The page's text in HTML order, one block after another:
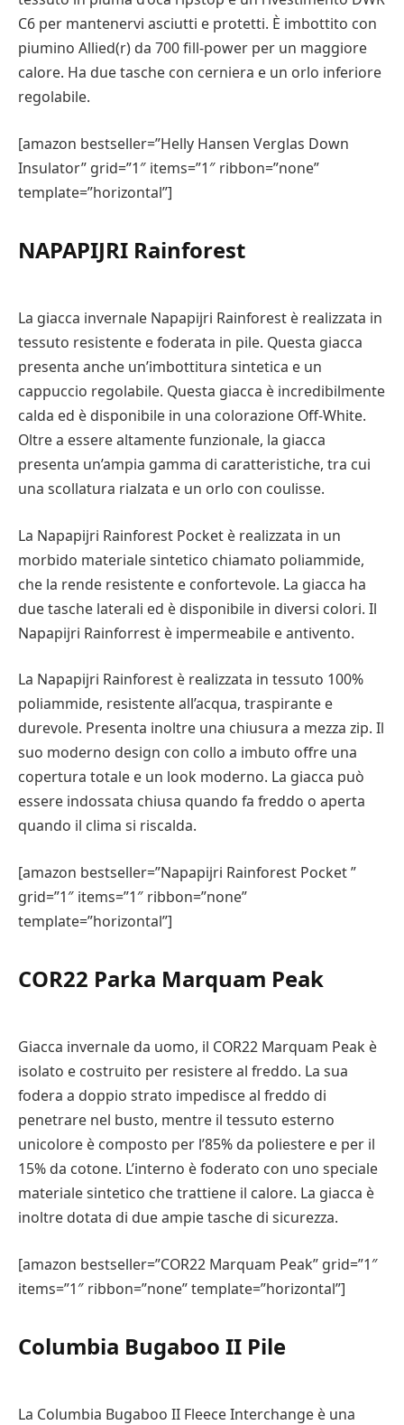
C6 per mantenervi asciutti e protetti. È imbottito con
piumino Allied(r) da 700 fill-power per un maggiore
calore. Ha due tasche con cerniera e un orlo inferiore
regolabile.
[amazon bestseller=”Helly Hansen Verglas Down
Insulator” grid=”1″ items=”1″ ribbon=”none”
template=”horizontal”]
NAPAPIJRI Rainforest
La giacca invernale Napapijri Rainforest è realizzata in
tessuto resistente e foderata in pile. Questa giacca
presenta anche un’imbottitura sintetica e un
cappuccio regolabile. Questa giacca è incredibilmente
calda ed è disponibile in una colorazione Off-White.
Oltre a essere altamente funzionale, la giacca
presenta un’ampia gamma di caratteristiche, tra cui
una scollatura rialzata e un orlo con coulisse.
La Napapijri Rainforest Pocket è realizzata in un
morbido materiale sintetico chiamato poliammide,
che la rende resistente e confortevole. La giacca ha
due tasche laterali ed è disponibile in diversi colori. Il
Napapijri Rainforrest è impermeabile e antivento.
La Napapijri Rainforest è realizzata in tessuto 100%
poliammide, resistente all’acqua, traspirante e
durevole. Presenta inoltre una chiusura a mezza zip. Il
suo moderno design con collo a imbuto offre una
copertura totale e un look moderno. La giacca può
essere indossata chiusa quando fa freddo o aperta
quando il clima si riscalda.
[amazon bestseller=”Napapijri Rainforest Pocket ”
grid=”1″ items=”1″ ribbon=”none”
template=”horizontal”]
COR22 Parka Marquam Peak
Giacca invernale da uomo, il COR22 Marquam Peak è
isolato e costruito per resistere al freddo. La sua
fodera a doppio strato impedisce al freddo di
penetrare nel busto, mentre il tessuto esterno
unicolore è composto per l’85% da poliestere e per il
15% da cotone. L’interno è foderato con uno speciale
materiale sintetico che trattiene il calore. La giacca è
inoltre dotata di due ampie tasche di sicurezza.
[amazon bestseller=”COR22 Marquam Peak” grid=”1″
items=”1″ ribbon=”none” template=”horizontal”]
Columbia Bugaboo II Pile
La Columbia Bugaboo II Fleece Interchange è una